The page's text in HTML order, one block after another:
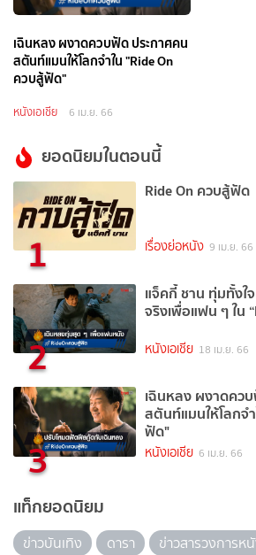
เฉินหลง ผงาดควบฟัด ประกาศคน
สตันท์แมนให้โลกจำใน "Ride On
ควบสู้ฟัด"
หนังเอเชีย 6 เม.ย. 66
ยอดนิยมในตอนนี้
1
Ride On ควบสู้ฟัด
เรื่องย่อหนัง 9 เม.ย. 66
2
แจ็คกี้ ชาน ทุ่มทั้งใ
จริงเพื่อแฟน ๆ ใน
หนังเอเชีย 18 เม.ย. 66
3
เฉินหลง ผงาดคว
สตันท์แมนให้โลกจ
ฟัด"
หนังเอเชีย 6 เม.ย. 66
แท็กยอดนิยม
ข่าวบันเทิง ดารา ข่าวสารวงการห